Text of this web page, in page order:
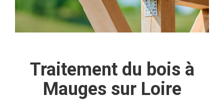
Traitement du bois à
Mauges sur Loire